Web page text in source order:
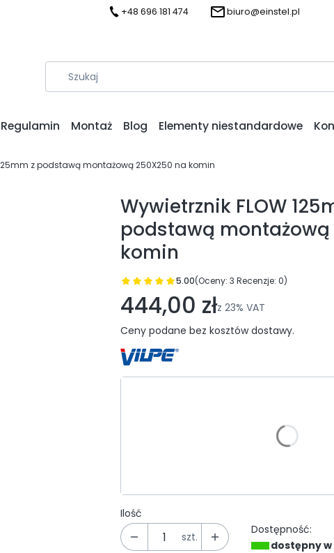
+48 696 181 474 biuro@einstel.pl
Regulamin Montaż Blog Elementy niestandardowe
z podstawą montażową 250X250 na komin
Wywietrznik FLOW
podstawą montażową
komin
5.00(Oceny: 3 Recenzje: 0)
Przejdź do sekcji Opinie
444,00 złz 23% VAT
Ceny podane bez kosztów dostawy.
Ilość
szt.
Dostępność:
dostępny